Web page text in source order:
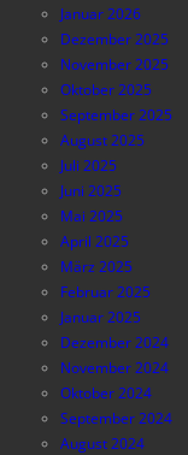
Januar 2026
Dezember 2025
November 2025
Oktober 2025
September 2025
August 2025
Juli 2025
Juni 2025
Mai 2025
April 2025
März 2025
Februar 2025
Januar 2025
Dezember 2024
November 2024
Oktober 2024
September 2024
August 2024